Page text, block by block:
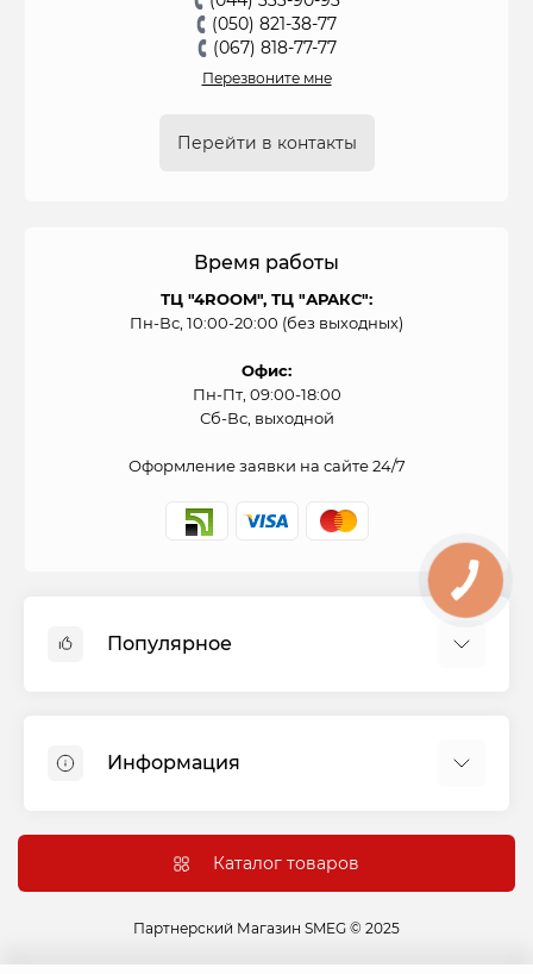
(050) 821-38-77
(067) 818-77-77
Перезвоните мне
Перейти в контакты
Время работы
ТЦ "4ROOM", ТЦ "АРАКС":
Пн-Вс, 10:00-20:00 (без выходных)
Офис:
Пн-Пт, 09:00-18:00
Сб-Вс, выходной
Оформление заявки на сайте 24/7
Популярное
Варочные панели
Вытяжки
Посудомоечные машины
Варочные центры
Информация
Гарантия и сервис
Каталог товаров
Партнерский Магазин SMEG © 2025